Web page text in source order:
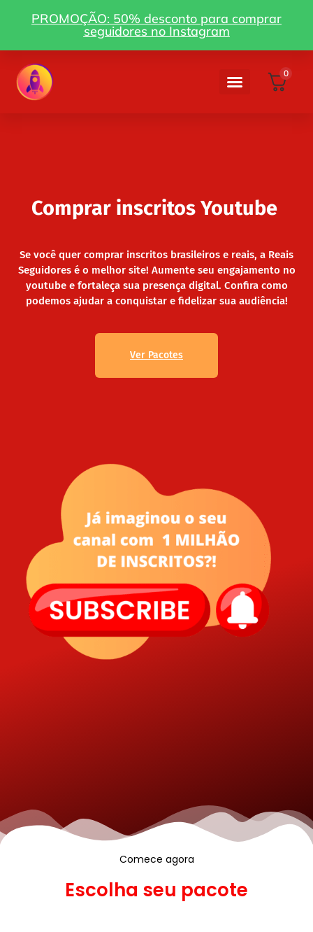
PROMOÇÃO: 50% desconto para comprar
seguidores no Instagram
0
Comprar inscritos Youtube
Se você quer comprar inscritos brasileiros e reais, a Reais
Seguidores é o melhor site! Aumente seu engajamento no
youtube e fortaleça sua presença digital. Confira como
podemos ajudar a conquistar e fidelizar sua audiência!
Ver Pacotes
Comece agora
Escolha seu pacote